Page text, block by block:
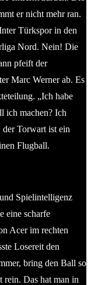
er nicht mehr ran.
Türkspor in den
Nord. Nein! Die
pfeift der
Marc Werner ab. Es
„Ich habe
ich machen? Ich
der Torwart ist ein
Flugball.
Spielintelligenz
eine scharfe
Acer im rechten
Losereit den
bring den Ball so
rein. Das hat man in